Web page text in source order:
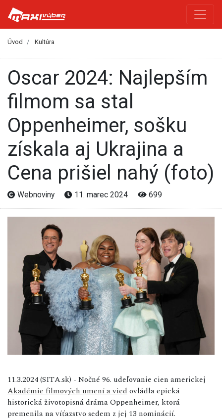
Úvod Kultúra
Oscar 2024: Najlepším
filmom sa stal
Oppenheimer, sošku
získala aj Ukrajina a
Cena prišiel nahý (foto)
Webnoviny 11. marec 2024 699
11.3.2024 (SITA.sk) - Nočné 96. udeľovanie cien americkej
Akadémie filmových umení a vied ovládla epická
historická životopisná dráma Oppenheimer, ktorá
premenila na víťazstvo sedem z jej 13 nominácií.